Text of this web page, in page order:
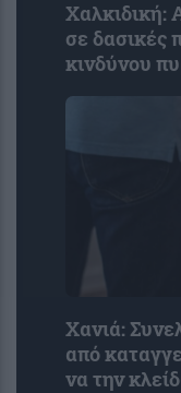
Χαλκιδική:
σε δασικές
κινδύνου
Χανιά:
από
να την